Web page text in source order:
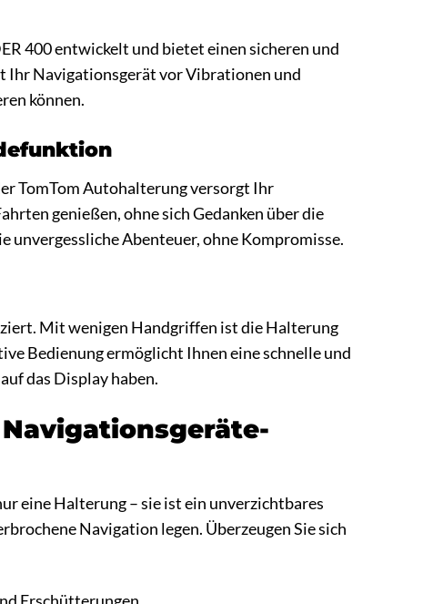
400 entwickelt und bietet einen sicheren und
Ihr Navigationsgerät vor Vibrationen und
können.
TomTom Autohalterung versorgt Ihr
genießen, ohne sich Gedanken über die
unvergessliche Abenteuer, ohne Kompromisse.
Mit wenigen Handgriffen ist die Halterung
Bedienung ermöglicht Ihnen eine schnelle und
das Display haben.
eine Halterung – sie ist ein unverzichtbares
Navigation legen. Überzeugen Sie sich